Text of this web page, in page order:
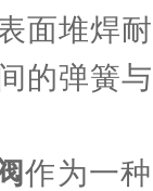
面堆焊
的弹簧
作为一